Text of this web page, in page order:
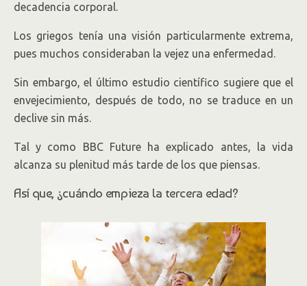
decadencia corporal.
Los griegos tenía una visión particularmente extrema,
pues muchos consideraban la vejez una enfermedad.
Sin embargo, el último estudio científico sugiere que el
envejecimiento, después de todo, no se traduce en un
declive sin más.
Tal y como BBC Future ha explicado antes, la vida
alcanza su plenitud más tarde de los que piensas.
Así que, ¿cuándo empieza la tercera edad?